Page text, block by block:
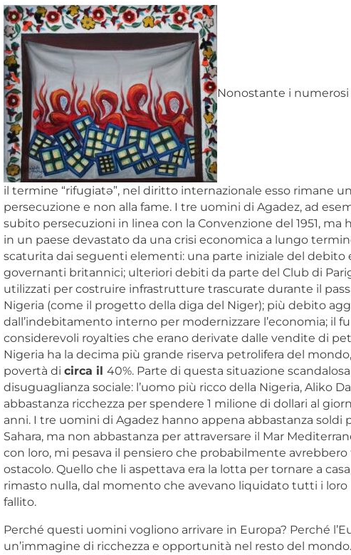
Nonostante i
il termine “rifugiatə”, nel diritto internazionale esso rimane
persecuzione e non alla fame. I tre uomini di Agadez, ad
subito persecuzioni in linea con la Convenzione del 1951, ma
in un paese devastato da una crisi economica a lungo
scaturita dai seguenti elementi: una parte iniziale del debito
governanti britannici; ulteriori debiti da parte del Club di
utilizzati per costruire infrastrutture trascurate durante il
Nigeria (come il progetto della diga del Niger); più debito
dall’indebitamento interno per modernizzare l’economia; il
considerevoli royalties che erano derivate dalle vendite di
Nigeria ha la decima più grande riserva petrolifera del
povertà di circa il 40%. Parte di questa situazione
disuguaglianza sociale: l’uomo più ricco della Nigeria, Aliko
abbastanza ricchezza per spendere 1 milione di dollari al
anni. I tre uomini di Agadez hanno appena abbastanza soldi
Sahara, ma non abbastanza per attraversare il Mar
con loro, mi pesava il pensiero che probabilmente
ostacolo. Quello che li aspettava era la lotta per tornare a
rimasto nulla, dal momento che avevano liquidato tutti i loro
fallito.
Perché questi uomini vogliono arrivare in Europa? Perché
un’immagine di ricchezza e opportunità nel resto del